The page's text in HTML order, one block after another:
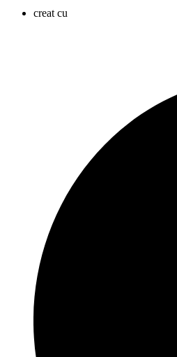
creat cu